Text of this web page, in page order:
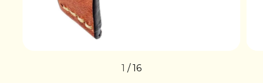
1 /16